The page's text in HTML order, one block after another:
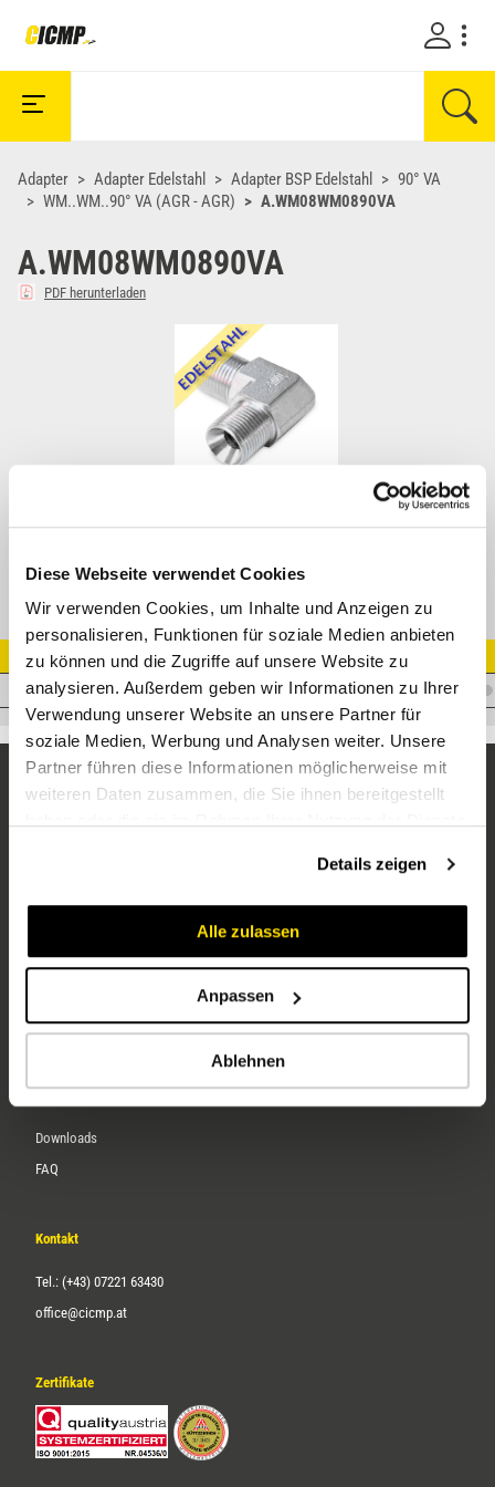
Diese Webseite verwendet Cookies
Wir verwenden Cookies, um Inhalte und Anzeigen zu
personalisieren, Funktionen für soziale Medien anbieten
zu können und die Zugriffe auf unsere Website zu
analysieren. Außerdem geben wir Informationen zu Ihrer
Verwendung unserer Website an unsere Partner für
soziale Medien, Werbung und Analysen weiter. Unsere
Partner führen diese Informationen möglicherweise mit
weiteren Daten zusammen, die Sie ihnen bereitgestellt
Details zeigen
Alle zulassen
Anpassen
Ablehnen
Adapter Adapter Edelstahl Adapter BSP Edelstahl
90° VA
WM..WM..90° VA (AGR - AGR)
A.WM08WM0890VA
A.WM08WM0890VA
PDF herunterladen
Artikel Nr.
A.WM08WM0890VA
Karriere
Downloads
FAQ
Kontakt
Tel.: (+43) 07221 63430
office@cicmp.at
Zertifikate